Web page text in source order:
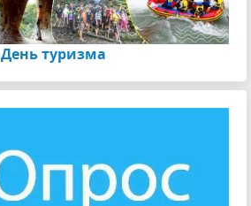
День туризма